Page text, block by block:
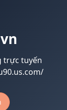
trực tuyến